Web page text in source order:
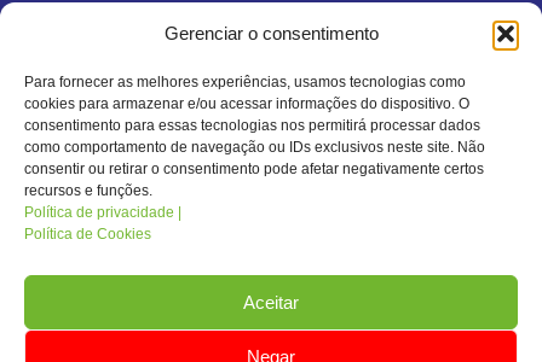
Gerenciar o consentimento
Para fornecer as melhores experiências, usamos tecnologias como
cookies para armazenar e/ou acessar informações do dispositivo. O
consentimento para essas tecnologias nos permitirá processar dados
como comportamento de navegação ou IDs exclusivos neste site. Não
consentir ou retirar o consentimento pode afetar negativamente certos
recursos e funções.
Política de privacidade |
Política de Cookies
Aceitar
Negar
Exames Genéticos
Sexagem Fetal
Teste do Pezinho
Toxicológico
Contato
19 3471-2294